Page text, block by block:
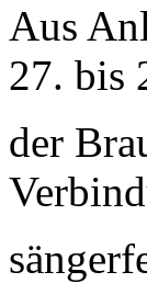
Aus
27. bis
der